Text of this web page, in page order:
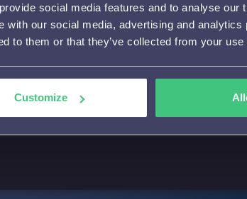
social media features and to analyse our
with our social media, advertising and analytics
to them or that they’ve collected from your
Customize
en het font van Koffershop.nl. De
een feedback ronde toegepast omdat Peter